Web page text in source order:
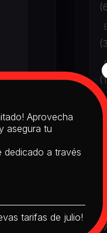
Aprovecha
asegura tu
dedicado a través
tarifas de julio!